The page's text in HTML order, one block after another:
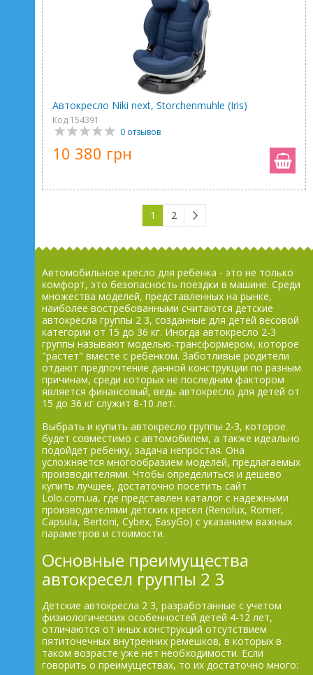
Автокресло Niki next, Storchenmuhle (Iris)
Код 154391
0 отзывов
10 380 грн
1 2
Автомобильное кресло для ребенка - это не только
комфорт, это безопасность поездки в машине. Среди
множества моделей, представленных на рынке,
наиболее востребованными считаются детские
автокресла группы 2 3, созданные для детей весовой
категории от 15 до 36 кг. Иногда автокресло 2-3
группы называют моделью-трансформером, которое
"растет" вместе с ребенком. Заботливые родители
отдают предпочтение данной конструкции по разным
причинам, среди которых не последним фактором
является финансовый, ведь автокресло для детей от
15 до 36 кг служит 8-10 лет.
Выбрать и купить автокресло группы 2-3, которое
будет совместимо с автомобилем, а также идеально
подойдет ребенку, задача непростая. Она
усложняется многообразием моделей, предлагаемых
производителями. Чтобы определиться и дешево
купить лучшее, достаточно посетить сайт
Lolo.com.ua, где представлен каталог с надежными
производителями детских кресел (Renolux, Romer,
Capsula, Bertoni, Cybex, EasyGo) с указанием важных
параметров и стоимости.
Основные преимущества
автокресел группы 2 3
Детские автокресла 2 3, разработанные с учетом
физиологических особенностей детей 4-12 лет,
отличаются от иных конструкций отсутствием
пятиточечных внутренних ремешков, в которых в
таком возрасте уже нет необходимости. Если
говорить о преимуществах, то их достаточно много: